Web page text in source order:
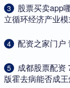
3
股票买卖app
立循环经济产业
4 配资之家门户
5
成都股票配资
版霍去病能否成王